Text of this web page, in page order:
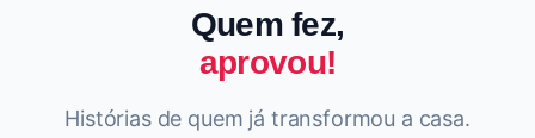
Quem fez,
aprovou!
Histórias de quem já transformou a casa.